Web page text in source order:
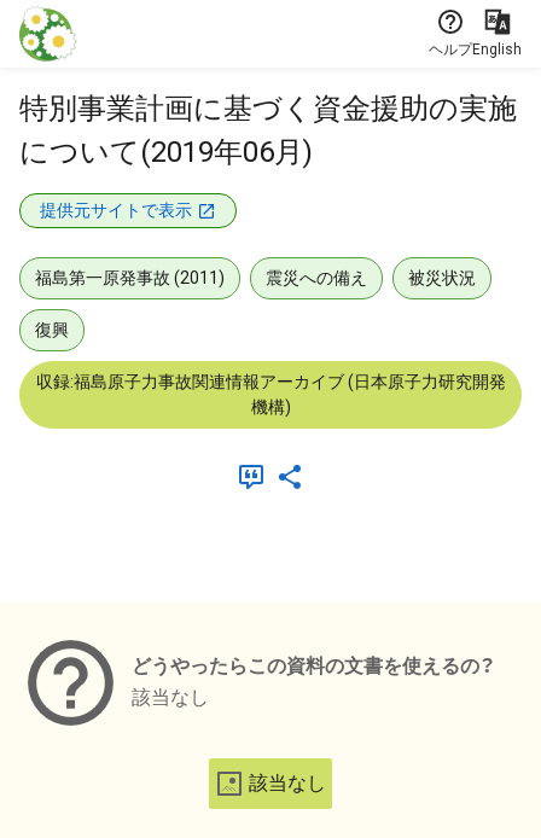
本文に飛ぶ
ヘルプEnglish
特別事業計画に基づく資金援助の実施
について(2019年06月)
提供元サイトで表示
福島第一原発事故 (2011) 震災への備え 被災状況
復興
収録:福島原子力事故関連情報アーカイブ (日本原子力研究開発
機構)
どうやったらこの資料の文書を使えるの？
該当なし
該当なし